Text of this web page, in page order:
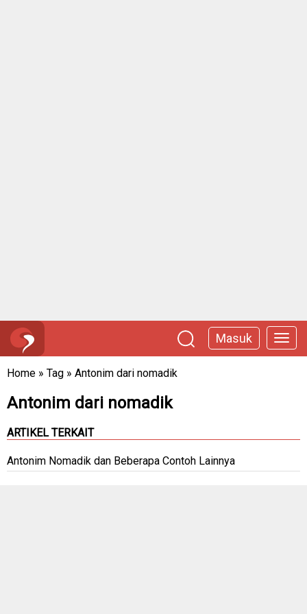
Masuk
Home » Tag » Antonim dari nomadik
Antonim dari nomadik
ARTIKEL TERKAIT
Antonim Nomadik dan Beberapa Contoh Lainnya